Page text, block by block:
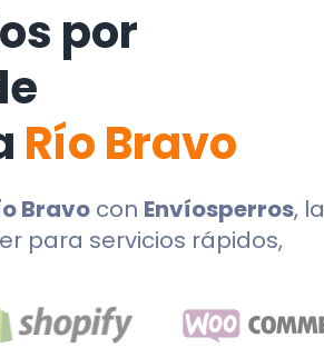
por
Río Bravo
Bravo con Envíosperros, la
para servicios rápidos,